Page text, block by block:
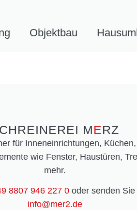
Objektbau
MERZ
für Inneneinrichtungen,
wie Fenster, Haustüren,
mehr.
8807 946 227 0 oder senden
info@mer2.de